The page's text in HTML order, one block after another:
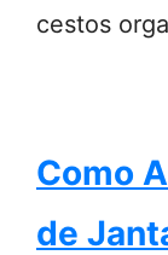
cestos
Como
de